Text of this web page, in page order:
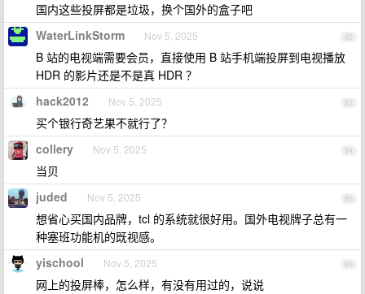
国内这些投屏都是垃圾，换个国外的盒子吧
82
WaterLinkStorm Nov 5, 2025
B 站的电视端需要会员，直接使用 B 站手机端投屏到电视播放
HDR 的影片还是不是真 HDR ？
83
hack2012 Nov 5, 2025
买个银行奇艺果不就行了？
84
collery Nov 5, 2025
当贝
85
juded Nov 5, 2025
想省心买国内品牌，tcl 的系统就很好用。国外电视牌子总有一
种塞班功能机的既视感。
86
yischool Nov 5, 2025
网上的投屏棒，怎么样，有没有用过的，说说